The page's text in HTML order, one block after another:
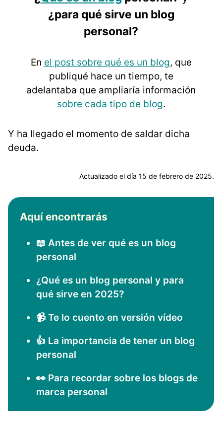
¿para qué sirve un blog
personal?
En el post sobre qué es un blog, que
publiqué hace un tiempo, te
adelantaba que ampliaría información
sobre cada tipo de blog.
Y ha llegado el momento de saldar dicha
deuda.
Actualizado el día 15 de febrero de 2025.
Aquí encontrarás
📖 Antes de ver qué es un blog
personal
¿Qué es un blog personal y para
qué sirve en 2025?
📹 Te lo cuento en versión vídeo
👍 La importancia de tener un blog
personal
👀 Para recordar sobre los blogs de
marca personal